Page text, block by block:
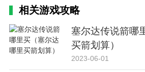
相关游戏攻略
塞尔达传说箭哪
买箭划算）
2023-06-01